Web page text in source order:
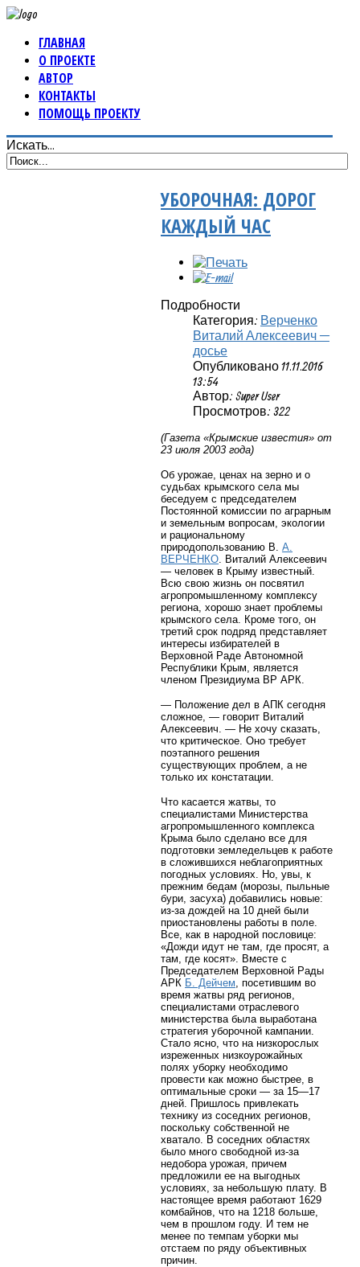
ГЛАВНАЯ
О ПРОЕКТЕ
АВТОР
КОНТАКТЫ
ПОМОЩЬ ПРОЕКТУ
Искать...
УБОРОЧНАЯ: ДОРОГ
КАЖДЫЙ ЧАС
Подробности
Категория: Верченко
Виталий Алексеевич —
досье
Опубликовано 11.11.2016
13:54
Автор: Super User
Просмотров: 322
(Газета «Крымские известия» от
23 июля 2003 года)
Об урожае, ценах на зерно и о
судьбах крымского села мы
беседуем с председателем
Постоянной комиссии по аграрным
и земельным вопросам, экологии
и рациональному
природопользованию В. А.
ВЕРЧЕНКО . Виталий Алексеевич
— человек в Крыму известный.
Всю свою жизнь он посвятил
агропромышленному комплексу
региона, хорошо знает проблемы
крымского села. Кроме того, он
третий срок подряд представляет
интересы избирателей в
Верховной Раде Автономной
Республики Крым, является
членом Президиума ВР АРК.
— Положение дел в АПК сегодня
сложное, — говорит Виталий
Алексеевич. — Не хочу сказать,
что критическое. Оно требует
поэтапного решения
существующих проблем, а не
только их констатации.
Что касается жатвы, то
специалистами Министерства
агропромышленного комплекса
Крыма было сделано все для
подготовки земледельцев к работе
в сложившихся неблагоприятных
погодных условиях. Но, увы, к
прежним бедам (морозы, пыльные
бури, засуха) добавились новые:
из-за дождей на 10 дней были
приостановлены работы в поле.
Все, как в народной пословице:
«Дожди идут не там, где просят, а
там, где косят». Вместе с
Председателем Верховной Рады
АРК Б. Дейчем , посетившим во
время жатвы ряд регионов,
специалистами отраслевого
министерства была выработана
стратегия уборочной кампании.
Стало ясно, что на низкорослых
изреженных низкоурожайных
полях уборку необходимо
провести как можно быстрее, в
оптимальные сроки — за 15—17
дней. Пришлось привлекать
технику из соседних регионов,
поскольку собственной не
хватало. В соседних областях
было много свободной из-за
недобора урожая, причем
предложили ее на выгодных
условиях, за небольшую плату. В
настоящее время работают 1629
комбайнов, что на 1218 больше,
чем в прошлом году. И тем не
менее по темпам уборки мы
отстаем по ряду объективных
причин.